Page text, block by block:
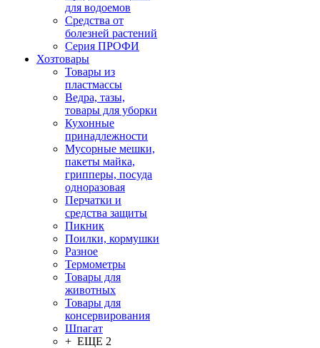
для водоемов
Средства от
болезней растений
Серия ПРОФИ
Хозтовары
Товары из
пластмассы
Ведра, тазы,
товары для уборки
Кухонные
принадлежности
Мусорные мешки,
пакеты майка,
грипперы, посуда
одноразовая
Перчатки и
средства защиты
Пикник
Поилки, кормушки
Разное
Термометры
Товары для
животных
Товары для
консервирования
Шпагат
+ ЕЩЕ 2